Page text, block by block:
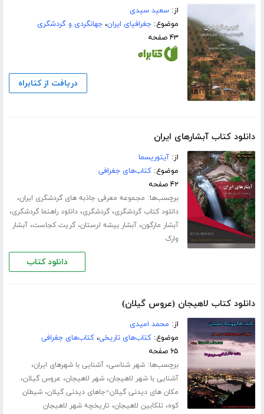
از:سعید سیدی
موضوع:جغرافیای ایران،جهانگردی و گردشگری
۴۳ صفحه
دریافت از کتابراه
دانلود کتاب آبشارهای ایران
از:آیتوریسما
موضوع:کتاب‌های جغرافی
۴۲ صفحه
برچسب‌ها: مجموعه معرفی جاذبه های گردشگری ایران،
دانلود کتاب گردشگری،گردشگری،دانلود راهنما گردشگری،
آبشار مارگون،آبشار بیشه لرستان،گریت کجاست،آبشار
وارک
دانلود کتاب
دانلود کتاب لاهیجان (عروس گیلان)
از: محمد امیدی
موضوع:کتاب‌های تاریخی،کتاب‌های جغرافی
۶۵ صفحه
برچسب‌ها:شهر شناسی،آشنایی با شهرهای ایران،
آشنایی با شهر لاهیجان،شهر لاهیجان، عروس گیلان،
مکان های دیدنی گیلان=جاهای دیدنی گیلان،شیطان
کوه، تلکابین لاهیجان، تاریخچه شهر لاهیجان